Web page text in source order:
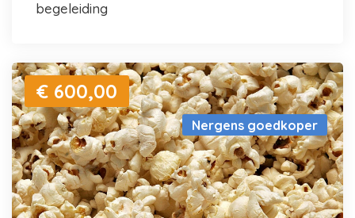
begeleiding
Nergens goedkoper
€ 600,00